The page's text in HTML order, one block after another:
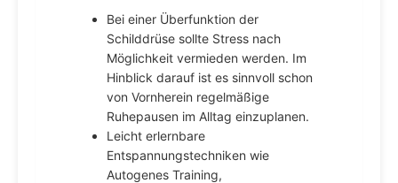
Bei einer Überfunktion der
Schilddrüse sollte Stress nach
Möglichkeit vermieden werden. Im
Hinblick darauf ist es sinnvoll schon
von Vornherein regelmäßige
Ruhepausen im Alltag einzuplanen.
Leicht erlernbare
Entspannungstechniken wie
Autogenes Training,